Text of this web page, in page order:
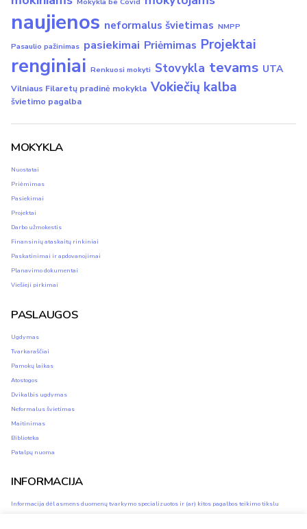
naujienos neformalus švietimas NMPP
Pasaulio pažinimas pasiekimai Priėmimas Projektai
renginiai Renkuosi mokyti Stovykla tevams UTA
Vilniaus Filaretų pradinė mokykla Vokiečių kalba
švietimo pagalba
MOKYKLA
Nuostatai
Priėmimas
Pasiekimai
Projektai
Darbo užmokestis
Finansinių ataskaitų rinkiniai
Paskatinimai ir apdovanojimai
Planavimo dokumentai
Viešieji pirkimai
PASLAUGOS
Ugdymas
Tvarkaraščiai
Pamokų laikas
Atostogos
Dvikalbis ugdymas
Neformalus švietimas
Maitinimas
Biblioteka
Patalpų nuoma
INFORMACIJA
Informacija dėl asmens duomenų tvarkymo specializuotos ir (ar) kitos pagalbos teikimo tikslu